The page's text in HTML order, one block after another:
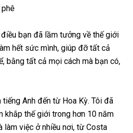
phê
bạn đã lầm tưởng về thế giới
hết sức mình, giúp đỡ tất cả
bằng tất cả mọi cách mà bạn có,
Anh đến từ Hoa Kỳ. Tôi đã
khắp thế giới trong hơn 10 năm
làm việc ở nhiều nơi, từ Costa